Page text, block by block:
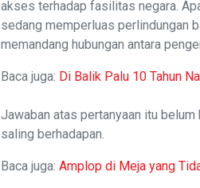
akses terhadap fasilitas negara.
sedang memperluas perlindungan
memandang hubungan antara
Baca juga: Di Balik Palu 10 Tahun
Jawaban atas pertanyaan itu
saling berhadapan.
Baca juga: Amplop di Meja yang